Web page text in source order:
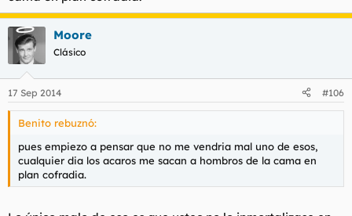
Moore
Clásico
17 Sep 2014 #106
Benito rebuznó:
pues empiezo a pensar que no me vendria mal uno de esos,
cualquier dia los acaros me sacan a hombros de la cama en
plan cofradia.